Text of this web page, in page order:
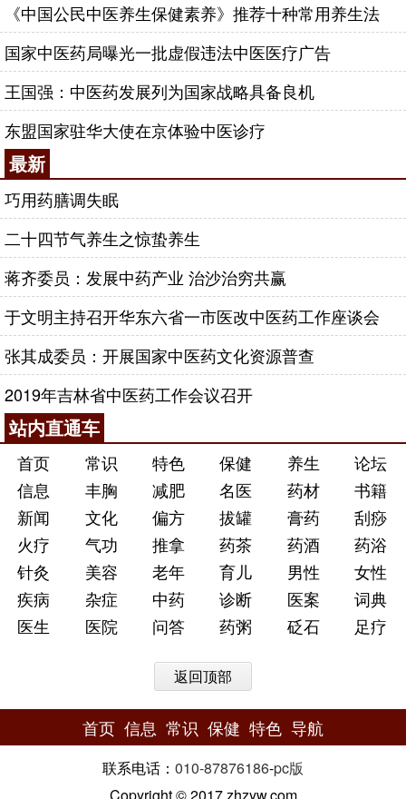
《中国公民中医养生保健素养》推荐十种常用养生法
国家中医药局曝光一批虚假违法中医医疗广告
王国强：中医药发展列为国家战略具备良机
东盟国家驻华大使在京体验中医诊疗
最新
巧用药膳调失眠
二十四节气养生之惊蛰养生
蒋齐委员：发展中药产业 治沙治穷共赢
于文明主持召开华东六省一市医改中医药工作座谈会
张其成委员：开展国家中医药文化资源普查
2019年吉林省中医药工作会议召开
站内直通车
首页 常识 特色 保健 养生
论坛
信息
丰胸 减肥 名医 药材
书籍
新闻
文化 偏方 拔罐 膏药
刮痧
火疗
气功 推拿 药茶 药酒
药浴
针灸
美容 老年 育儿 男性
女性
疾病
杂症 中药 诊断 医案
词典
医生
医院 问答 药粥 砭石 足疗
返回顶部
首页 信息 常识 保健 特色 导航
联系电话： 010-87876186-pc版